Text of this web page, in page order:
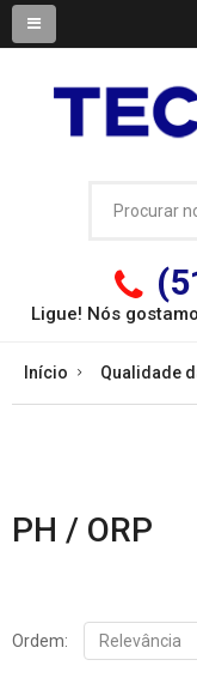
Ligue! Nós
Início Qualidade
PH / ORP
Ordem: